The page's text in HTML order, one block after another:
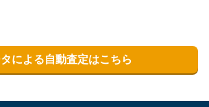
による自動査定はこちら